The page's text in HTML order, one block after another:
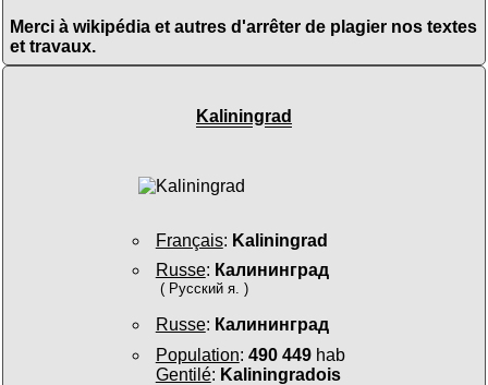
Merci à wikipédia et autres d'arrêter de plagier nos textes
et travaux.
Kaliningrad
Français: Kaliningrad
Russe: Калининград
( Русский я. )
Russe: Калининград
Population: 490 449hab
Gentilé: Kaliningradois